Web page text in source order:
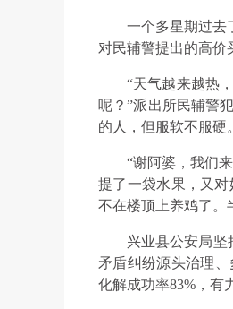
一个多星期过去
对民辅警提出的高价
“天气越来越热
呢？”派出所民辅警
的人，但服软不服硬。
“谢阿婆，我们
提了一袋水果，又
不在楼顶上养鸡了。
兴业县公安局坚
矛盾纠纷源头治理
化解成功率83%，有